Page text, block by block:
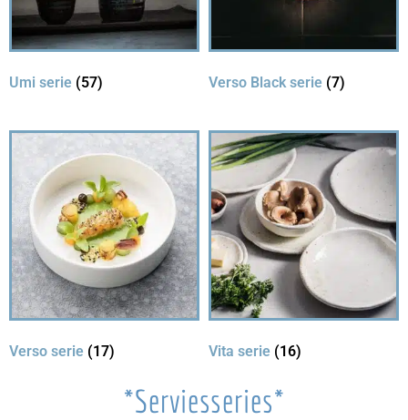
Umi serie (57) Verso Black serie (7)
Verso serie (17) Vita serie (16)
*Serviesseries*